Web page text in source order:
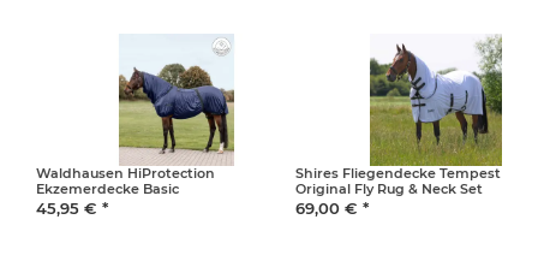
Waldhausen HiProtection
Ekzemerdecke Basic
45,95 € *
Shires Fliegendecke Tempest
Original Fly Rug & Neck Set
69,00 € *